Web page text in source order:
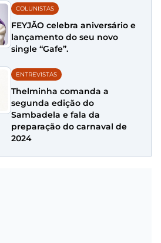
COLUNISTAS
FEYJÃO celebra aniversário e
lançamento do seu novo
single “Gafe”.
ENTREVISTAS
Thelminha comanda a
segunda edição do
Sambadela e fala da
preparação do carnaval de
2024